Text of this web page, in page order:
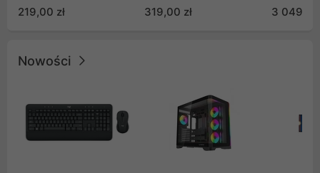
219,00 zł
Push Pull (2szt)
319,00 zł
GB2050S)
3 049,00
Nowości